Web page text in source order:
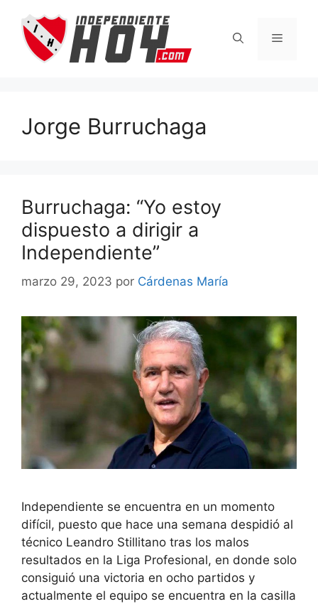
contenido
Menú
Jorge Burruchaga
Burruchaga: “Yo estoy
dispuesto a dirigir a
Independiente”
marzo 29, 2023 por Cárdenas María
Independiente se encuentra en un momento
difícil, puesto que hace una semana despidió al
técnico Leandro Stillitano tras los malos
resultados en la Liga Profesional, en donde solo
consiguió una victoria en ocho partidos y
actualmente el equipo se encuentra en la casilla